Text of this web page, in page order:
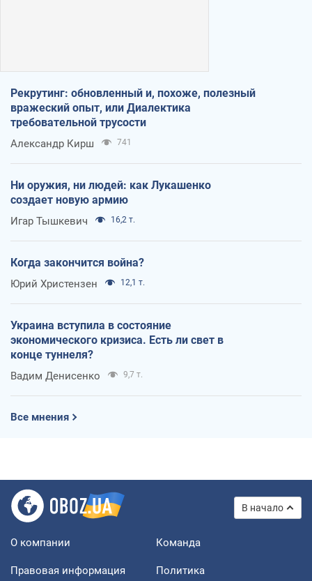
Рекрутинг: обновленный и, похоже, полезный
вражеский опыт, или Диалектика
требовательной трусости
Александр Кирш 741
Ни оружия, ни людей: как Лукашенко
создает новую армию
Игар Тышкевич 16,2 т.
Когда закончится война?
Юрий Христензен 12,1 т.
Украина вступила в состояние
экономического кризиса. Есть ли свет в
конце туннеля?
Вадим Денисенко 9,7 т.
Все мнения
В начало
О компании Команда
Правовая информация
Политика